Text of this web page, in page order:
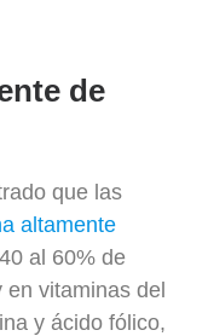
de
que las
altamente
al 60% de
en vitaminas del
y ácido fólico,